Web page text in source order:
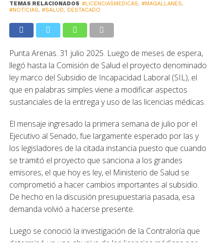
TEMAS RELACIONADOS #LICENCIASMEDICAS, #MAGALLANES,
#NOTICIAS, #SALUD, DESTACADO
Punta Arenas. 31 julio 2025. Luego de meses de espera,
llegó hasta la Comisión de Salud el proyecto denominado
ley marco del Subsidio de Incapacidad Laboral (SIL), el
que en palabras simples viene a modificar aspectos
sustanciales de la entrega y uso de las licencias médicas.
El mensaje ingresado la primera semana de julio por el
Ejecutivo al Senado, fue largamente esperado por las y
los legisladores de la citada instancia puesto que cuando
se tramitó el proyecto que sanciona a los grandes
emisores, el que hoy es ley, el Ministerio de Salud se
comprometió a hacer cambios importantes al subsidio.
De hecho en la discusión presupuestaria pasada, esa
demanda volvió a hacerse presente.
Luego se conoció la investigación de la Contraloría que
determinó un uso abusivo de las licencias médicas por